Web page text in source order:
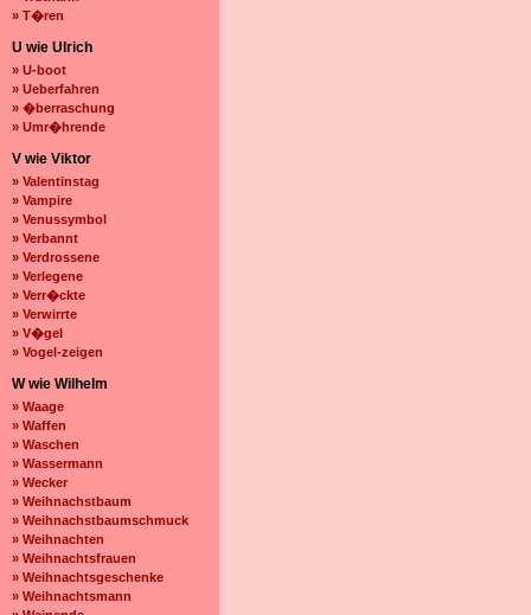
» T�ren
U wie Ulrich
» U-boot
» Ueberfahren
» �berraschung
» Umr�hrende
V wie Viktor
» Valentinstag
» Vampire
» Venussymbol
» Verbannt
» Verdrossene
» Verlegene
» Verr�ckte
» Verwirrte
» V�gel
» Vogel-zeigen
W wie Wilhelm
» Waage
» Waffen
» Waschen
» Wassermann
» Wecker
» Weihnachstbaum
» Weihnachstbaumschmuck
» Weihnachten
» Weihnachtsfrauen
» Weihnachtsgeschenke
» Weihnachtsmann